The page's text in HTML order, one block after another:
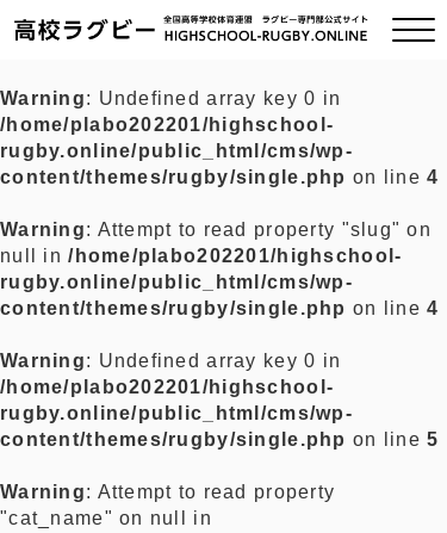
ご挨拶
全国チーム紹介
プライバシーポリシー
お問い合わせ
Warning: Undefined array key 0 in
/home/plabo202201/highschool-
rugby.online/public_html/cms/wp-
content/themes/rugby/single.php on line4
Warning: Attempt to read property "slug" on
null in/home/plabo202201/highschool-
rugby.online/public_html/cms/wp-
content/themes/rugby/single.php on line4
Warning: Undefined array key 0 in
/home/plabo202201/highschool-
rugby.online/public_html/cms/wp-
content/themes/rugby/single.php on line5
Warning: Attempt to read property
"cat_name" on null in